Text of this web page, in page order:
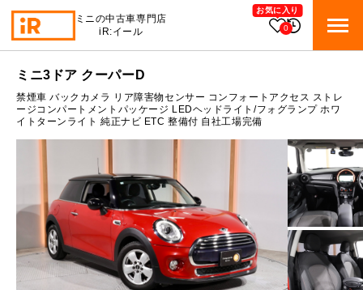
ミニの中古車専門店
iR:イール
お気に入り
0
ROVER MINI
TRADE 買取
TOP
iRの買取が他社よりも高い理由
MAINTENANCE メンテナンス
TOP
BLOG & MEDIA ブログ＆メディア
営業時間
10:00～18:00
定休日
月曜日（祝日の場合は火曜日）
ローン参考価格
通常ローンの場合
月々支払額 1.1 万円
176.2 万円
頭金 30 万円
支払回数 回
ボーナス支払回数/年 2 回
ミニ3ドア クーパーD
禁煙車 バックカメラ リア障害物センサー コンフォートアクセス ストレ
ージコンパートメントパッケージ LEDヘッドライト/フォグランプ ホワ
イトターンライト 純正ナビ ETC 整備付 自社工場完備